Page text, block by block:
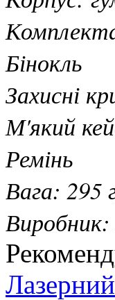
Бінокль
Захисні
М'який
Ремінь
Вага: 295
Виробник: